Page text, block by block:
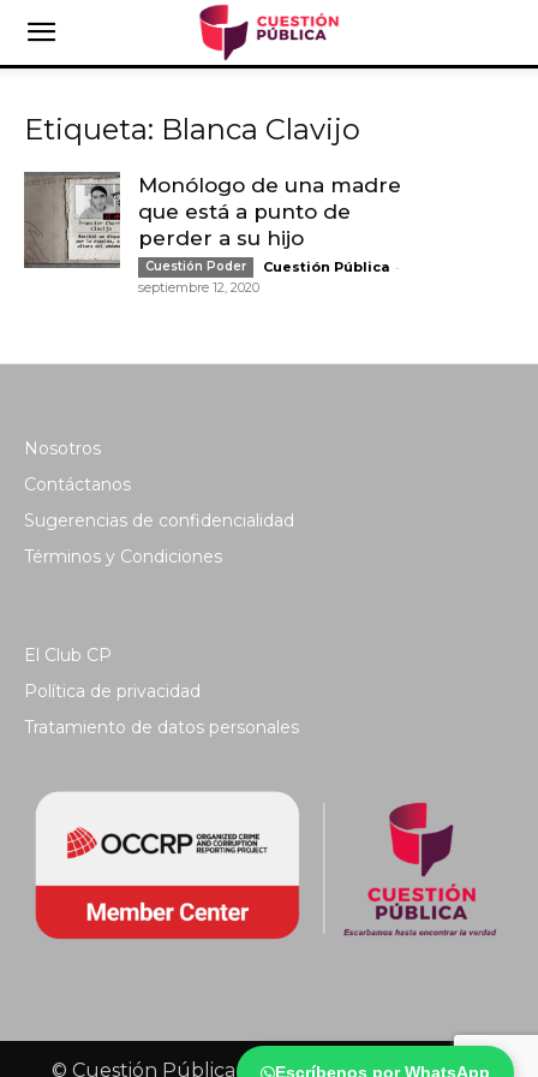
Escríbenos por WhatsApp
Etiqueta: Blanca Clavijo
Monólogo de una madre
que está a punto de
perder a su hijo
Cuestión Poder Cuestión Pública -
septiembre 12, 2020
Nosotros
Contáctanos
Sugerencias de confidencialidad
Términos y Condiciones
El Club CP
Política de privacidad
Tratamiento de datos personales
© Cuestión Pública 2018 - Todos los derechos